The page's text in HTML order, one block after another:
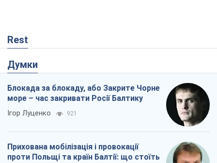
Rest
Думки
Блокада за блокаду, або Закрите Чорне
море – час закривати Росії Балтику
Ігор Луценко 921
Прихована мобілізація і провокації
проти Польщі та країн Балтії: що стоїть